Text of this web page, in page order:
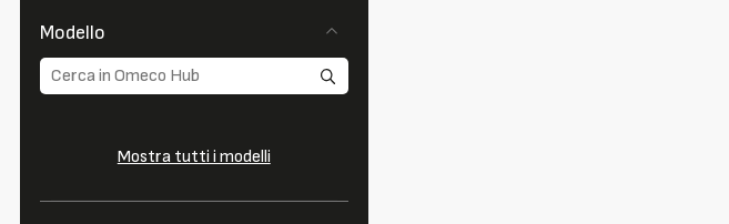
Modello
Mostra tutti i modelli